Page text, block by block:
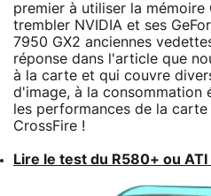
premier à utiliser la mémoire
trembler NVIDIA et ses
7950 GX2 anciennes
réponse dans l'article que
à la carte et qui couvre
d'image, à la consommation
les performances de la
CrossFire !
Lire le test du R580+ ou